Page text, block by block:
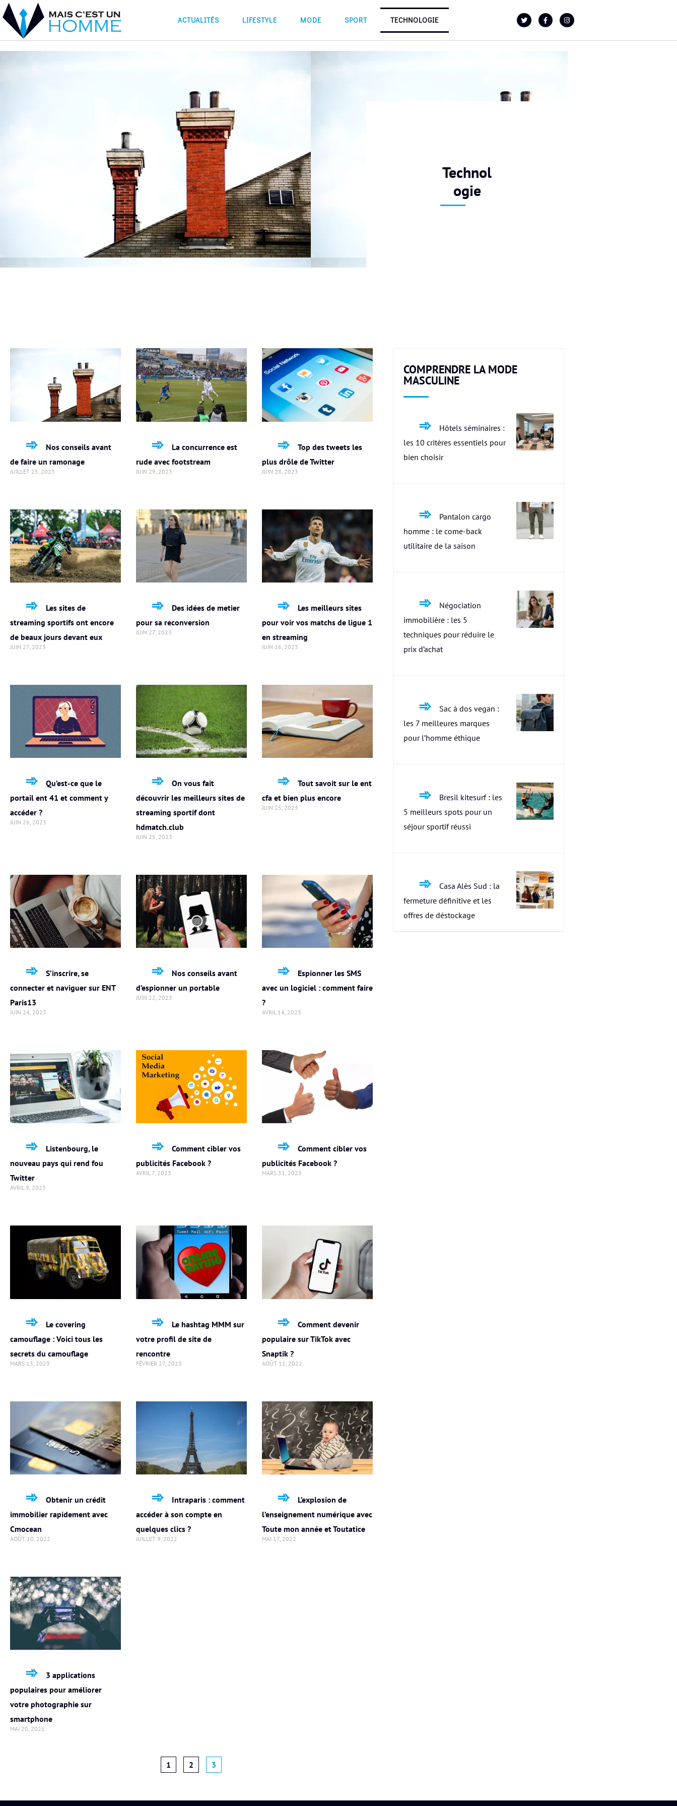
ACTUALITÉS LIFESTYLE MODE SPORT TECHNOLOGIE
Technol
ogie
Nos conseils avant
de faire un ramonage
JUILLET 25, 2023
La concurrence est
rude avec footstream
JUIN 29, 2023
Top des tweets les
plus drôle de Twitter
JUIN 28, 2023
Les sites de
streaming sportifs ont encore
de beaux jours devant eux
JUIN 27, 2023
Des idées de metier
pour sa reconversion
JUIN 27, 2023
Les meilleurs sites
pour voir vos matchs de ligue 1
en streaming
JUIN 26, 2023
Qu’est-ce que le
portail ent 41 et comment y
accéder ?
JUIN 26, 2023
On vous fait
découvrir les meilleurs sites de
streaming sportif dont
hdmatch.club
JUIN 25, 2023
Tout savoit sur le ent
cfa et bien plus encore
JUIN 25, 2023
S’inscrire, se
connecter et naviguer sur ENT
Paris13
JUIN 24, 2023
Nos conseils avant
d’espionner un portable
JUIN 22, 2023
Espionner les SMS
avec un logiciel : comment faire
?
AVRIL 14, 2023
Listenbourg, le
nouveau pays qui rend fou
Twitter
AVRIL 9, 2023
Comment cibler vos
publicités Facebook ?
AVRIL 7, 2023
Comment cibler vos
publicités Facebook ?
MARS 31, 2023
Le covering
camouflage : Voici tous les
secrets du camouflage
MARS 13, 2023
Le hashtag MMM sur
votre profil de site de
rencontre
FÉVRIER 27, 2023
Comment devenir
populaire sur TikTok avec
Snaptik ?
AOÛT 11, 2022
Obtenir un crédit
immobilier rapidement avec
Cmocean
AOÛT 10, 2022
Intraparis : comment
accéder à son compte en
quelques clics ?
JUILLET 9, 2022
L’explosion de
l’enseignement numérique avec
Toute mon année et Toutatice
MAI 17, 2022
3 applications
populaires pour améliorer
votre photographie sur
smartphone
MAI 20, 2021
1 2 3
COMPRENDRE LA MODE
MASCULINE
Hôtels séminaires :
les 10 critères essentiels pour
bien choisir
Pantalon cargo
homme : le come-back
utilitaire de la saison
Négociation
immobilière : les 5
techniques pour réduire le
prix d’achat
Sac à dos vegan :
les 7 meilleures marques
pour l’homme éthique
Bresil kitesurf : les
5 meilleurs spots pour un
séjour sportif réussi
Casa Alès Sud : la
fermeture définitive et les
offres de déstockage